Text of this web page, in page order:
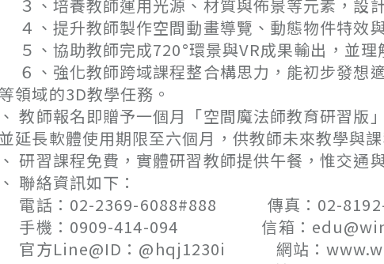
、培養教師運用光源、材質與佈景等元素，設計
、提升教師製作空間動畫導覽、動態物件特效與
、協助教師完成720°環景與VR成果輸出，並理
、強化教師跨域課程整合構思力，能初步發想
領域的3D教學任務。
教師報名即贈予一個月「空間魔法師教育研習
延長軟體使用期限至六個月，供教師未來教學與
研習課程免費，實體研習教師提供午餐，惟交通
聯絡資訊如下：
話：02-2369-6088#888 傳真：02-8192-
機：0909-414-094 信箱：edu@win-
方Line@ID：@hqj1230i 網站：